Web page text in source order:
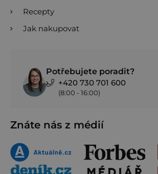
Recepty
Jak nakupovat
Potřebujete poradit?
+420 730 701 600
(8:00 - 16:00)
Znáte nás z médií